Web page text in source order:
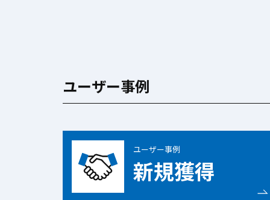
ユーザー事例
ユーザー事例
新規獲得